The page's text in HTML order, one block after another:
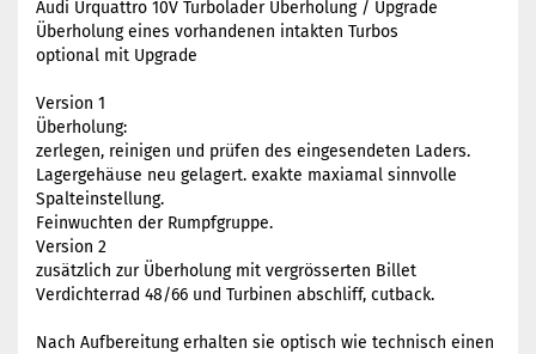
Audi Urquattro 10V Turbolader Überholung / Upgrade
Überholung eines vorhandenen intakten Turbos
optional mit Upgrade
Version 1
Überholung:
zerlegen, reinigen und prüfen des eingesendeten Laders.
Lagergehäuse neu gelagert. exakte maxiamal sinnvolle
Spalteinstellung.
Feinwuchten der Rumpfgruppe.
Version 2
zusätzlich zur Überholung mit vergrösserten Billet
Verdichterrad 48/66 und Turbinen abschliff, cutback.
Nach Aufbereitung erhalten sie optisch wie technisch einen